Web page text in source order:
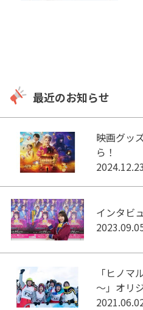
最近のお知らせ
映画グッ
ら！
2024.12.23
インタビ
「ヒノマ
～」オリ